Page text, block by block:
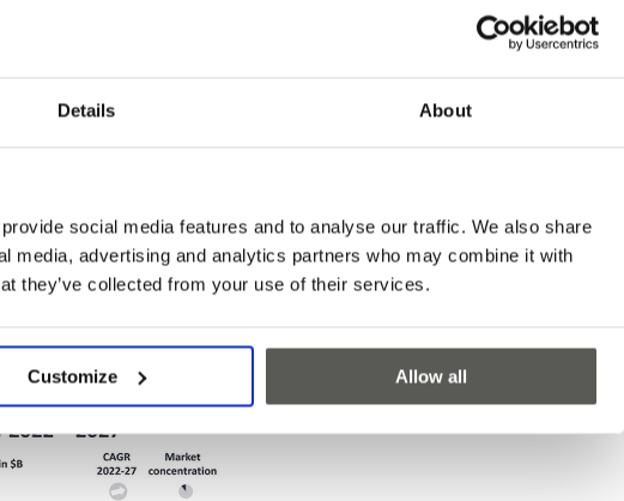
Details About
social media features and to analyse our traffic. We also share
media, advertising and analytics partners who may combine it with
they’ve collected from your use of their services.
Customize Allow all
VITECTOR der
erfahrenen Leitung von
Economist» sagt; “the
but data”. Der IoT Markt
und etabliert sich in der